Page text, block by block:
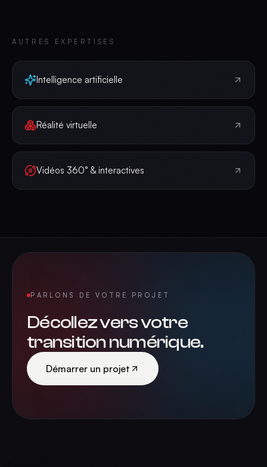
AUTRES EXPERTISES
Intelligence artificielle
Réalité virtuelle
Vidéos 360° & interactives
PARLONS DE VOTRE PROJET
Décollez vers votre
transition numérique.
Démarrer un projet